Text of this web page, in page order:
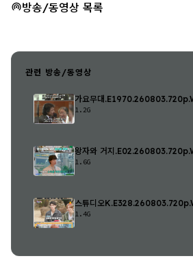
방송/동영상 목록
관련 방송/동영상
가요무대
1.2G
왕자와 거지
1.6G
스튜디오
1.4G